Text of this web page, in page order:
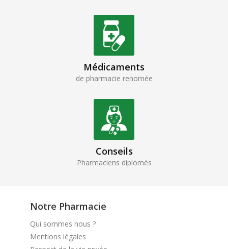
Médicaments
de pharmacie renomée
Conseils
Pharmaciens diplomés
Notre Pharmacie
Qui sommes nous ?
Mentions légales